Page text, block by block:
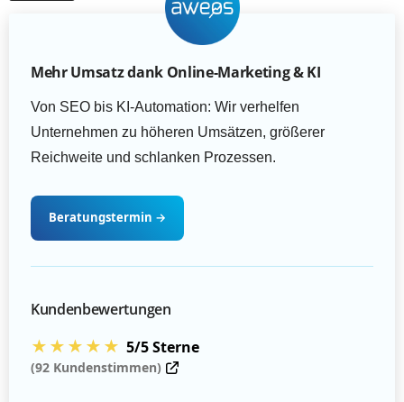
Mehr Umsatz dank Online-Marketing & KI
Von SEO bis KI-Automation: Wir verhelfen
Unternehmen zu höheren Umsätzen, größerer
Reichweite und schlanken Prozessen.
Beratungstermin →
Kundenbewertungen
★★★★★ 5/5 Sterne
(92 Kundenstimmen)